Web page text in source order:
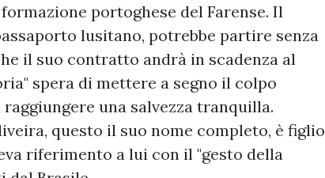
portoghese del Farense. Il
lusitano, potrebbe partire senza
il suo contratto andrà in scadenza al
spera di mettere a segno il colpo
una salvezza tranquilla.
questo il suo nome completo, è figlio
riferimento a lui con il "gesto della